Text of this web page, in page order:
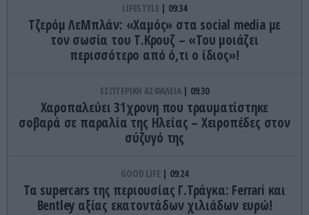
LIFESTYLE 09:34
Τζερόμ ΛεΜπλάν: «Χαμός» στα social media με
τον σωσία του Τ.Κρουζ – «Του μοιάζει
περισσότερο από ό,τι ο ίδιος»!
ΕΣΩΤΕΡΙΚΗ ΑΣΦΑΛΕΙΑ 09:30
Χαροπαλεύει 31χρονη που τραυματίστηκε
σοβαρά σε παραλία της Ηλείας – Χειροπέδες στον
σύζυγό της
GOOD LIFE 09:24
Τα supercars της περιουσίας Γ.Τράγκα: Ferrari και
Bentley αξίας εκατοντάδων χιλιάδων ευρώ!